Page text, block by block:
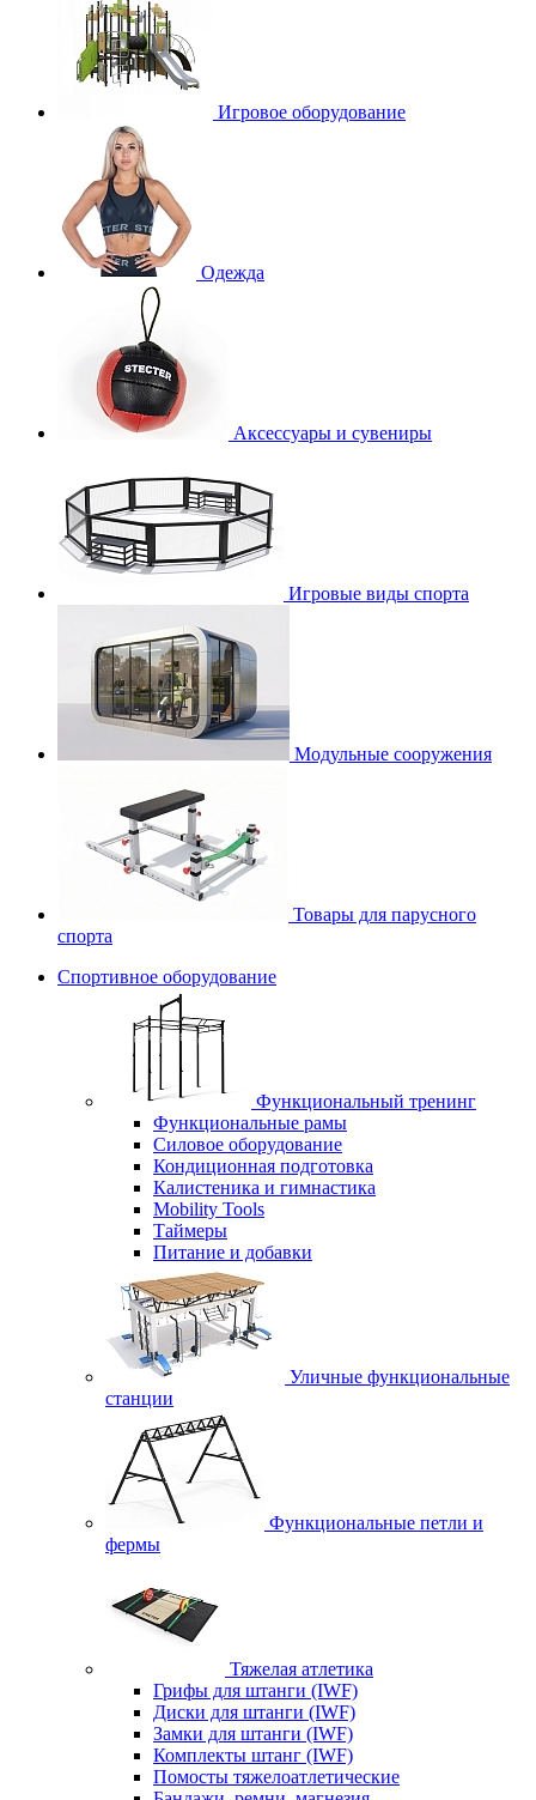
Игровое оборудование
Одежда
Аксессуары и сувениры
Игровые виды спорта
Модульные сооружения
Товары для парусного
спорта
Спортивное оборудование
Функциональный тренинг
Функциональные рамы
Силовое оборудование
Кондиционная подготовка
Калистеника и гимнастика
Mobility Tools
Таймеры
Питание и добавки
Уличные функциональные
станции
Функциональные петли и
фермы
Тяжелая атлетика
Грифы для штанги (IWF)
Диски для штанги (IWF)
Замки для штанги (IWF)
Комплекты штанг (IWF)
Помосты тяжелоатлетические